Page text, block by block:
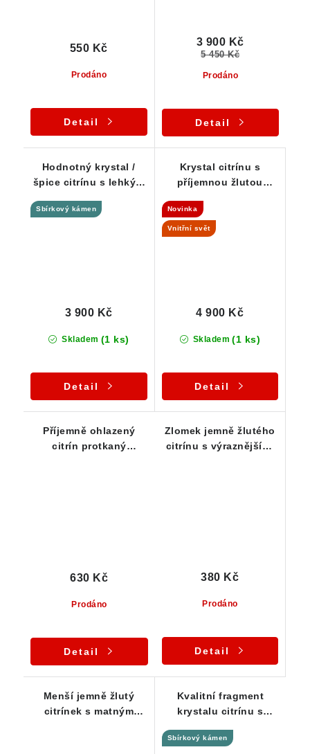
Prodáno
550 Kč
Detail
Prodáno
3 900 Kč
5 450 Kč
Detail
Hodnotný krystal /
špice citrínu s lehkým
Sbírkový kámen
Skladem (1 ks)
3 900 Kč
Detail
Krystal citrínu s
příjemnou žlutou
podtóny
Novinka
Vnitřní svět
Skladem (1 ks)
4 900 Kč
Detail
Příjemně ohlazený
citrín protkaný
Prodáno
630 Kč
Detail
Zlomek jemně žlutého
citrínu s výraznějšími
Prodáno
380 Kč
Detail
Menší jemně žlutý
citrínek s matným
Kvalitní fragment
krystalu citrínu s
Sbírkový kámen